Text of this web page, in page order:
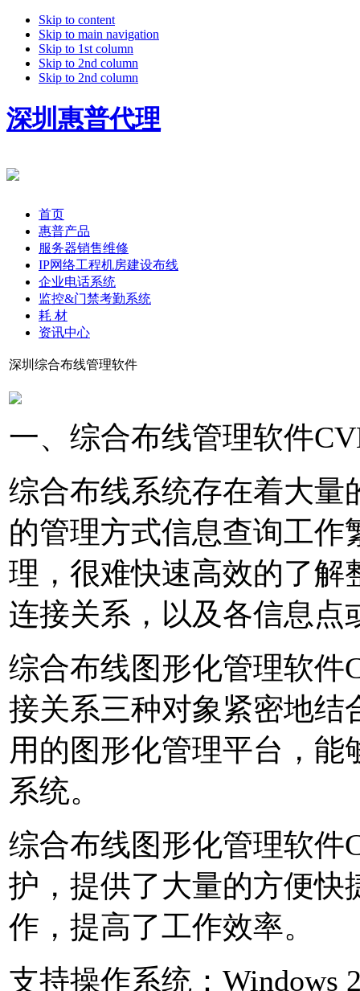
Skip to content
Skip to main navigation
Skip to 1st column
Skip to 2nd column
Skip to 2nd column
深圳惠普代理
首页
惠普产品
服务器销售维修
IP网络工程机房建设布线
企业电话系统
监控&门禁考勤系统
耗 材
资讯中心
深圳综合布线管理软件
一、综合布线管理软件
综合布线系统存在着大量
的管理方式信息查询工作
理，很难快速高效的了解
连接关系，以及各信息点
综合布线图形化管理软件
接关系三种对象紧密地结
用的图形化管理平台，
系统。
综合布线图形化管理软件
护，提供了大量的方便快
作，提高了工作效率。
支持操作系统：Windows